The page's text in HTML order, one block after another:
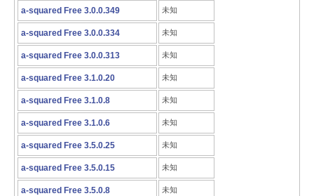
a-squared Free 3.0.0.349 未知
a-squared Free 3.0.0.334 未知
a-squared Free 3.0.0.313 未知
a-squared Free 3.1.0.20 未知
a-squared Free 3.1.0.8 未知
a-squared Free 3.1.0.6 未知
a-squared Free 3.5.0.25 未知
a-squared Free 3.5.0.15 未知
a-squared Free 3.5.0.8 未知